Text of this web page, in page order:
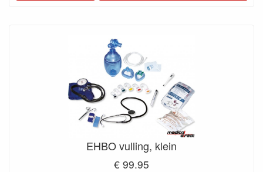
EHBO vulling, klein
€ 99.95